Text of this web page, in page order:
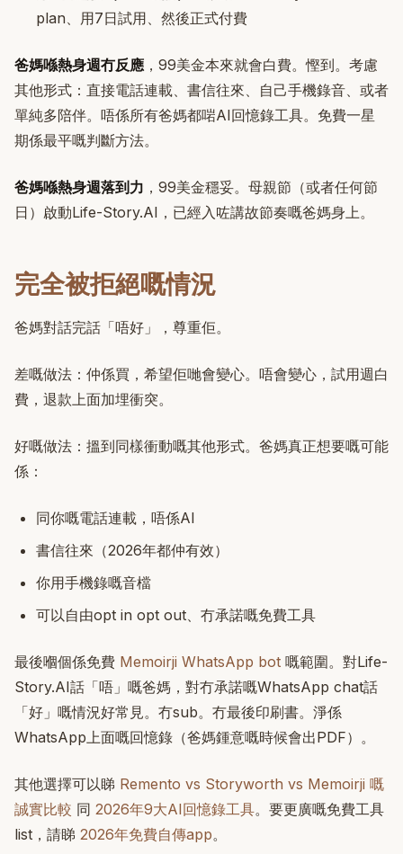
plan、用7日試用、然後正式付費
爸媽喺熱身週冇反應 ，99美金本來就會白費。慳到。考慮
其他形式：直接電話連載、書信往來、自己手機錄音、或者
單純多陪伴。唔係所有爸媽都啱AI回憶錄工具。免費一星
期係最平嘅判斷方法。
爸媽喺熱身週落到力 ，99美金穩妥。母親節（或者任何節
日）啟動Life-Story.AI，已經入咗講故節奏嘅爸媽身上。
完全被拒絕嘅情況
爸媽對話完話「唔好」，尊重佢。
差嘅做法：仲係買，希望佢哋會變心。唔會變心，試用週白
費，退款上面加埋衝突。
好嘅做法：搵到同樣衝動嘅其他形式。爸媽真正想要嘅可能
係：
同你嘅電話連載，唔係AI
書信往來（2026年都仲有效）
你用手機錄嘅音檔
可以自由opt in opt out、冇承諾嘅免費工具
最後嗰個係免費 Memoirji WhatsApp bot 嘅範圍。對Life-
Story.AI話「唔」嘅爸媽，對冇承諾嘅WhatsApp chat話
「好」嘅情況好常見。冇sub。冇最後印刷書。淨係
WhatsApp上面嘅回憶錄（爸媽鍾意嘅時候會出PDF）。
其他選擇可以睇 Remento vs Storyworth vs Memoirji 嘅
誠實比較 同 2026年9大AI回憶錄工具。要更廣嘅免費工具
list，請睇 2026年免費自傳app。